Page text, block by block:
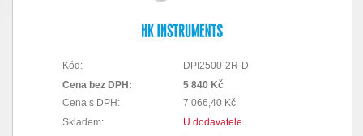
Kód:
DPI2500-2R-D
Cena bez DPH:
5 840 Kč
Cena s DPH:
7 066,40 Kč
Skladem:
U dodavatele